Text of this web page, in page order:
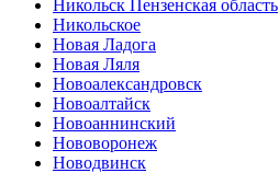
Никольск Пензенская область
Никольское
Новая Ладога
Новая Ляля
Новоалександровск
Новоалтайск
Новоаннинский
Нововоронеж
Новодвинск